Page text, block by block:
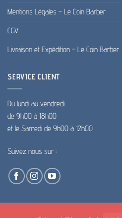
Mentions Légales – Le Coin Barber
CGV
Livraison et Expédition – Le Coin Barber
SERVICE CLIENT
Du lundi au vendredi
de 9h00 à 18h00
et le Samedi de 9h00 à 12h00
Suivez nous sur :